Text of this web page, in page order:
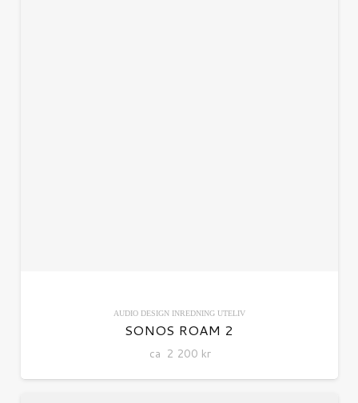
AUDIO DESIGN INREDNING UTELIV
SONOS ROAM 2
ca 2 200 kr